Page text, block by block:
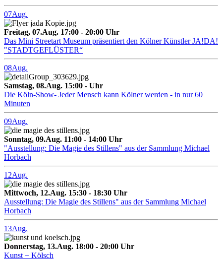
07Aug.
Freitag, 07.Aug. 17:00 - 20:00 Uhr
Das Mini Streetart Museum präsentiert den Kölner Künstler JA!DA!
"STADTGEFLÜSTER“
08Aug.
Samstag, 08.Aug. 15:00 - Uhr
Die Köln-Show- Jeder Mensch kann Kölner werden - in nur 60
Minuten
09Aug.
Sonntag, 09.Aug. 11:00 - 14:00 Uhr
"Ausstellung: Die Magie des Stillens" aus der Sammlung Michael
Horbach
12Aug.
Mittwoch, 12.Aug. 15:30 - 18:30 Uhr
Ausstellung: Die Magie des Stillens" aus der Sammlung Michael
Horbach
13Aug.
Donnerstag, 13.Aug. 18:00 - 20:00 Uhr
Kunst + Kölsch